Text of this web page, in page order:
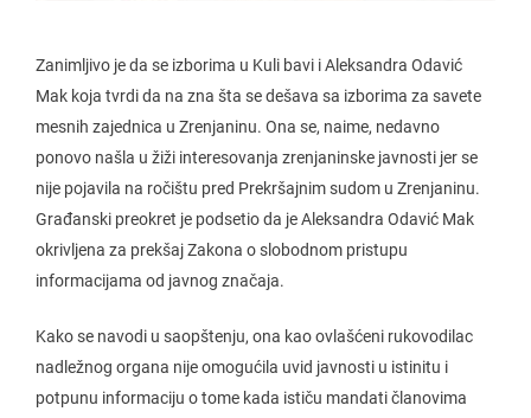
Zanimljivo je da se izborima u Kuli bavi i Aleksandra Odavić
Mak koja tvrdi da na zna šta se dešava sa izborima za savete
mesnih zajednica u Zrenjaninu. Ona se, naime, nedavno
ponovo našla u žiži interesovanja zrenjaninske javnosti jer se
nije pojavila na ročištu pred Prekršajnim sudom u Zrenjaninu.
Građanski preokret je podsetio da je Aleksandra Odavić Mak
okrivljena za prekšaj Zakona o slobodnom pristupu
informacijama od javnog značaja.
Kako se navodi u saopštenju, ona kao ovlašćeni rukovodilac
nadležnog organa nije omogućila uvid javnosti u istinitu i
potpunu informaciju o tome kada ističu mandati članovima